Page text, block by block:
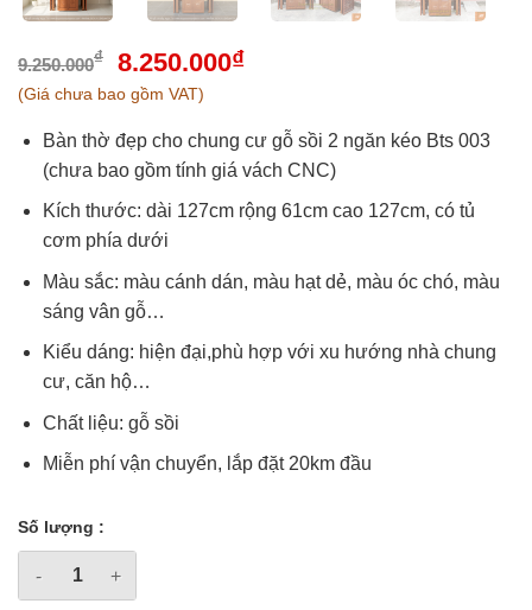
9.250.000₫ 8.250.000₫
(Giá chưa bao gồm VAT)
Bàn thờ đẹp cho chung cư gỗ sồi 2 ngăn kéo Bts 003
(chưa bao gồm tính giá vách CNC)
Kích thước: dài 127cm rộng 61cm cao 127cm, có tủ
cơm phía dưới
Màu sắc: màu cánh dán, màu hạt dẻ, màu óc chó, màu
sáng vân gỗ…
Kiểu dáng: hiện đại,phù hợp với xu hướng nhà chung
cư, căn hộ…
Chất liệu: gỗ sồi
Miễn phí vận chuyển, lắp đặt 20km đầu
Số lượng :
Bàn thờ gỗ sồi cho chung cư 2 ngăn kéo - Mẫu BTS 003